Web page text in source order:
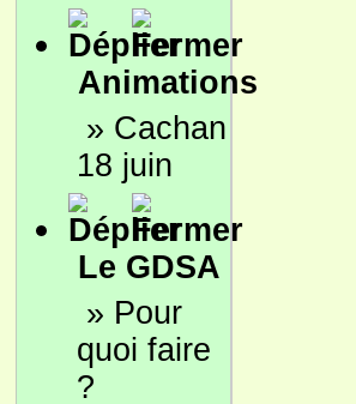
Animations
» Cachan
18 juin
Le GDSA
» Pour
quoi faire
?